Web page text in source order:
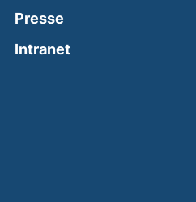
Presse
Intranet(external link,